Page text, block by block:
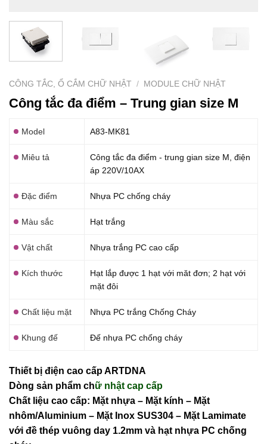
CÔNG TẮC, Ổ CẮM CHỮ NHẬT / MODULE CHỮ NHẬT
Công tắc đa điểm – Trung gian size M
Model A83-MK81
Miêu tả
Công tắc đa điểm - trung gian size M, điện
áp 220V/10AX
Đặc điểm Nhựa PC chống cháy
Màu sắc Hạt trắng
Vật chất Nhựa trắng PC cao cấp
Kích thước
Hạt lắp được 1 hạt với măt đơn; 2 hạt với
mặt đôi
Chất liệu mặt Nhựa PC trắng Chống Cháy
Khung đế Đế nhựa PC chống cháy
Thiết bị điện cao cấp ARTDNA
Dòng sản phẩm chữ nhật cap cấp
Chất liệu cao cấp: Mặt nhựa – Mặt kính – Mặt
nhôm/Aluminium – Mặt Inox SUS304 – Mặt Lamimate
với đề thép vuông day 1.2mm và hạt nhựa PC chống